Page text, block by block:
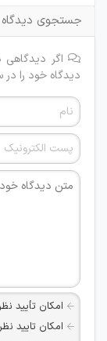
جستجوی دیدگاه
اگر دیدگاهی
دیدگاه خود را
امکان تأیید
امکان تایید